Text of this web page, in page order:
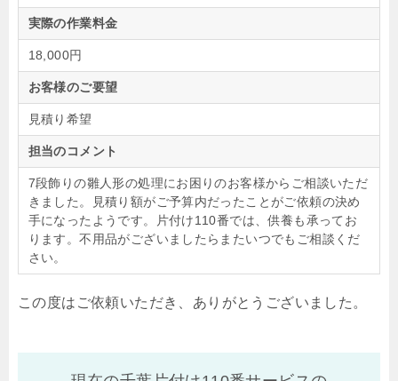
実際の作業料金
18,000円
お客様のご要望
見積り希望
担当のコメント
7段飾りの雛人形の処理にお困りのお客様からご相談いただ
きました。見積り額がご予算内だったことがご依頼の決め
手になったようです。片付け110番では、供養も承ってお
ります。不用品がございましたらまたいつでもご相談くだ
さい。
この度はご依頼いただき、ありがとうございました。